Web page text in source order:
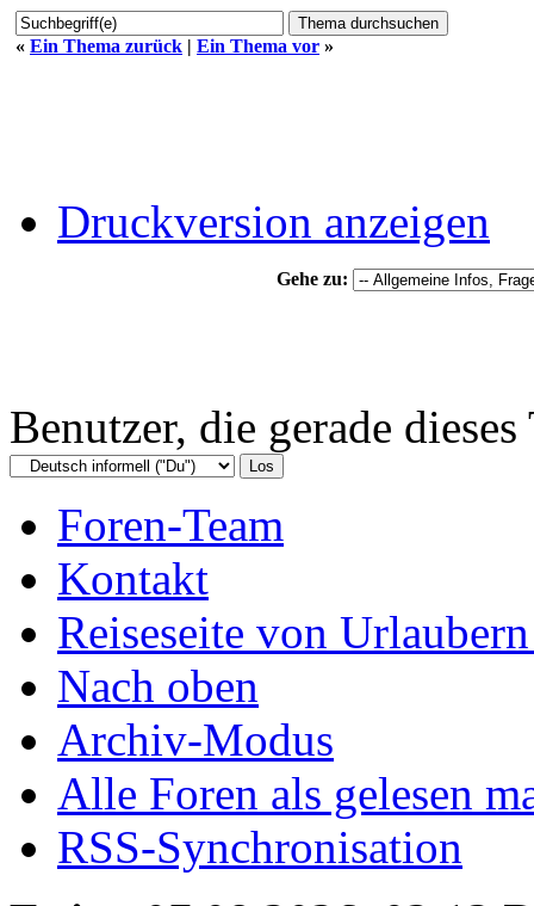
« Ein Thema zurück | Ein Thema vor »
Druckversion anzeigen
Gehe zu:
Benutzer, die gerade
Foren-Team
Kontakt
Reiseseite von
Nach oben
Archiv-Modus
Alle Foren als gelesen
RSS-Synchronisation